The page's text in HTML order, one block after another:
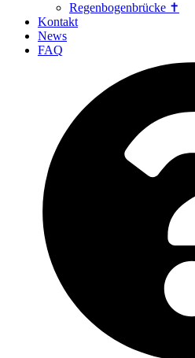
Regenbogenbrücke ✝
Kontakt
News
FAQ